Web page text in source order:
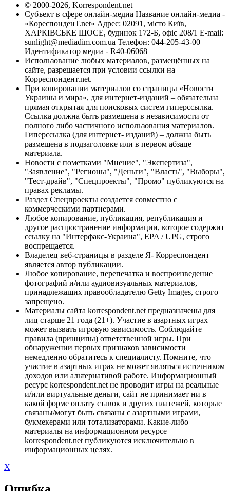
© 2000-2026, Korrespondent.net
Субъект в сфере онлайн-медиа Название онлайн-медиа -
«КореспонденТ.net» Адрес: 02091, місто Київ,
ХАРКІВСЬКЕ ШОСЕ, будинок 172-Б, офіс 208/1 E-mail:
sunlight@mediadim.com.ua Телефон: 044-205-43-00
Идентификатор медиа - R40-06068
Использование любых материалов, размещённых на
сайте, разрешается при условии ссылки на
Корреспондент.net.
При копировании материалов со страницы «Новости
Украины и мира», для интернет-изданий – обязательна
прямая открытая для поисковых систем гиперссылка.
Ссылка должна быть размещена в независимости от
полного либо частичного использования материалов.
Гиперссылка (для интернет- изданий) – должна быть
размещена в подзаголовке или в первом абзаце
материала.
Новости с пометками "Мнение", "Экспертиза",
"Заявление", "Регионы", "Деньги", "Власть", "Выборы",
"Тест-драйв", "Спецпроекты", "Промо" публикуются на
правах рекламы.
Раздел Спецпроекты создается совместно с
коммерческими партнерами.
Любое копирование, публикация, републикация и
другое распространение информации, которое содержит
ссылку на "Интерфакс-Украина", EPA / UPG, строго
воспрещается.
Владелец веб-страницы в разделе Я- Корреспондент
является автор публикации.
Любое копирование, перепечатка и воспроизведение
фотографий и/или аудиовизуальных материалов,
принадлежащих правообладателю Getty Images, строго
запрещено.
Материалы сайта korrespondent.net предназначены для
лиц старше 21 года (21+). Участие в азартных играх
может вызвать игровую зависимость. Соблюдайте
правила (принципы) ответственной игры. При
обнаружении первых признаков зависимости
немедленно обратитесь к специалисту. Помните, что
участие в азартных играх не может являться источником
доходов или альтернативой работе. Информационный
ресурс korrespondent.net не проводит игры на реальные
и/или виртуальные деньги, сайт не принимает ни в
какой форме оплату ставок и других платежей, которые
связаны/могут быть связаны с азартными играми,
букмекерами или тотализаторами. Какие-либо
материалы на информационном ресурсе
korrespondent.net публикуются исключительно в
информационных целях.
X